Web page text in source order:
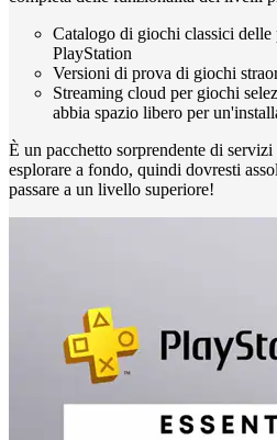
Catalogo di giochi classici
PlayStation
Versioni di prova di giochi
Streaming cloud per giochi
abbia spazio libero per
È un pacchetto sorprendente di
esplorare a fondo, quindi dovresti
passare a un livello superiore!